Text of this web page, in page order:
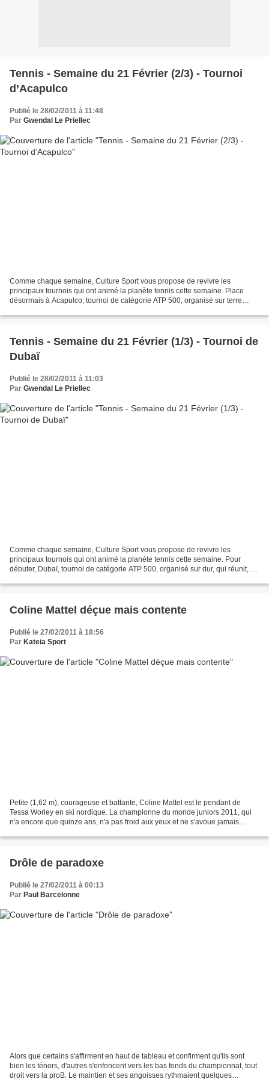
Tennis - Semaine du 21 Février (2/3) - Tournoi
d’Acapulco
Publié le 28/02/2011 à 11:48
Par Gwendal Le Priellec
Comme chaque semaine, Culture Sport vous propose de revivre les
principaux tournois qui ont animé la planète tennis cette semaine. Place
désormais à Acapulco, tournoi de catégorie ATP 500, organisé sur terre
Tennis - Semaine du 21 Février (1/3) - Tournoi de
Dubaï
Publié le 28/02/2011 à 11:03
Par Gwendal Le Priellec
Comme chaque semaine, Culture Sport vous propose de revivre les
principaux tournois qui ont animé la planète tennis cette semaine. Pour
débuter, Dubaï, tournoi de catégorie ATP 500, organisé sur dur, qui réunit, à
Coline Mattel déçue mais contente
Publié le 27/02/2011 à 18:56
Par Kateia Sport
Petite (1,62 m), courageuse et battante, Coline Mattel est le pendant de
Tessa Worley en ski nordique. La championne du monde juniors 2011, qui
n'a encore que quinze ans, n'a pas froid aux yeux et ne s'avoue jamais
Drôle de paradoxe
Publié le 27/02/2011 à 00:13
Par Paul Barcelonne
Alors que certains s'affirment en haut de tableau et confirment qu'ils sont
bien les ténors, d'autres s'enfoncent vers les bas fonds du championnat, tout
droit vers la proB. Le maintien et ses angoisses rythmaient quelques